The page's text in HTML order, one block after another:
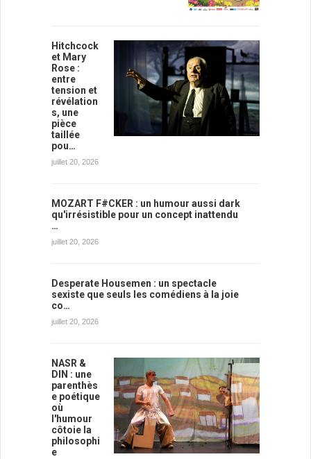
Hitchcock
et Mary
Rose :
entre
tension et
révélation
s, une
pièce
taillée
pou…
juillet 20, 2026
MOZART F#CKER : un humour aussi dark
qu'irrésistible pour un concept inattendu
…
juillet 20, 2026
Desperate Housemen : un spectacle
sexiste que seuls les comédiens à la joie
co…
juillet 20, 2026
NASR &
DIN : une
parenthès
e poétique
où
l'humour
côtoie la
philosophi
e